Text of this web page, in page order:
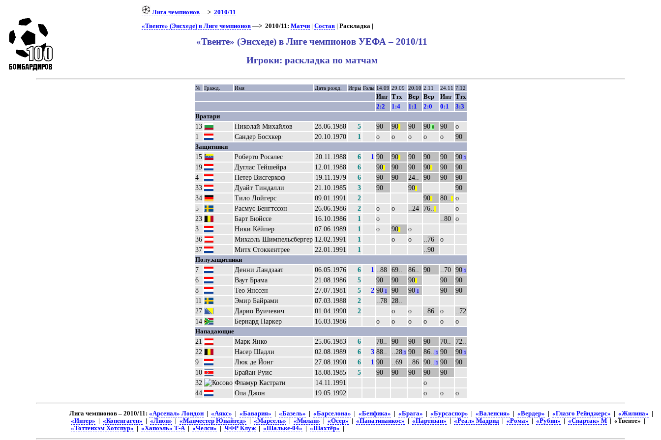
Лига чемпионов—> 2010/11
«Твенте» (Энсхеде) в Лиге чемпионов—> 2010/11: Матчи| Состав| Раскладка |
«Твенте» (Энсхеде) в Лиге чемпионов УЕФА – 2010/11
Игроки: раскладка по матчам
№ Гражд. Имя Дата рожд. Игры Голы 14.09 29.09 20.10 2.11 24.11 7.12
Инт Ттх Вер Вер Инт Ттх
2:2
1:4 1:1 2:0 0:1
3:3
Вратари
13 Николай Михайлов 28.06.1988 5 90 90|| 90 900 90
о
1
Сандер Босхкер 20.10.1970 1 о о о о о 90
Защитники
15 Роберто Росалес 20.11.1988 6 1 90 90|| 90 90 90 901
19 Дуглас Тейшейра 12.01.1988 6 90|| 90 90 90|| 90
90
4
Петер Висгерхоф 19.11.1979 6 90 90 24.. 90 90
90
33
Дуайт Тиндалли 21.10.1985 3 90 90||
90
34
Тило Лойгерс 09.01.1991 2 90|| 80..
о
5
Расмус Бенгтссон 26.06.1986 2 о о ..24 76..
о
23
Барт Бюйссе 16.10.1986 1 о ..80 о
3
Ники Кёйпер 07.06.1989 1 о 90||
о
36
Михаэль Шимпельсбергер 12.02.1991 1 о о ..76
о
37
Митх Стоккентрее 22.01.1991 1 ..90
Полузащитники
7 Денни Ландзаат 06.05.1976 6 1 ..88 69.. 86.. 90 ..70 901
6 Ваут Брама 21.08.1986 5 90 90 90|| 90
90
8
Тео Янссен 27.07.1981 5 2 901 90 901 90
90
11
Эмир Байрами 07.03.1988 2 ..78
28..
27
Дарио Вуичевич 01.04.1990 2 о о ..86 о
..72
14
Бернард Паркер 16.03.1986 о о о о о о
Нападающие
21 Марк Янко 25.06.1983 6 78.. 90 90 90 70..
72..
22
Насер Шадли 02.08.1989 6 3 88.. ..281 90 86.. 1 90 901
9 Люк де Йонг 27.08.1990 6 1 90 ..69 ..86 90.. 1 90
90
10
Брайан Руис 18.08.1985 5 90 90 90 90
90
32
Фламур Кастрати 14.11.1991
о
44
Ола Джон 19.05.1992 о о о
Лига чемпионов – 2010/11: «Арсенал» Лондон| «Аякс» | «Бавария» | «Базель» | «Барселона» | «Бенфика» | «Брага» | «Бурсаспор» | «Валенсия» | «Вердер» | «Глазго Рейнджерс» | «Жилина» |
«Интер» | «Копенгаген» | «Лион» | «Манчестер Юнайтед» | «Марсель» | «Милан» | «Осер» | «Панатинаикос» | «Партизан» | «Реал» Мадрид| «Рома» | «Рубин» | «Спартак» М| «Твенте» |
«Тоттенхэм Хотспур» | «Хапоэль» Т-А| «Челси» | ЧФР Клуж| «Шальке-04» | «Шахтёр» |